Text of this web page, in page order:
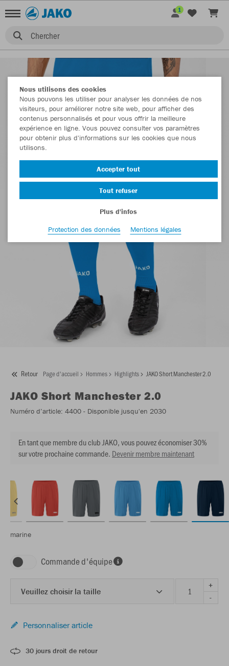
Chercher
1
Retour Page d'accueil Hommes Highlights JAKO Short Manchester 2.0
JAKO Short Manchester 2.0
Numéro d’article: 4400 - Disponible jusqu'en 2030
En tant que membre du club JAKO, vous pouvez économiser 30%
sur votre prochaine commande. Devenir membre maintenant
marine
Commande d'équipe
Veuillez choisir la taille
+
-
Personnaliser article
30 jours droit de retour
Nous utilisons des cookies
Nous pouvons les utiliser pour analyser les données de nos
visiteurs, pour améliorer notre site web, pour afficher des
contenus personnalisés et pour vous offrir la meilleure
expérience en ligne. Vous pouvez consulter vos paramètres
pour obtenir plus d'informations sur les cookies que nous
utilisons.
Accepter tout
Tout refuser
Plus d'infos
Protection des données
Mentions légales